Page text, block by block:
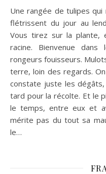
Une rangée de tulipes qui ne sort jamais. Des salades qui
flétrissent du jour au
Vous tirez sur la plante,
racine. Bienvenue
rongeurs fouisseurs.
terre, loin des regards.
constate juste les
tard pour la récolte. Et le
le temps, entre eux et
mérite pas du tout sa
le…